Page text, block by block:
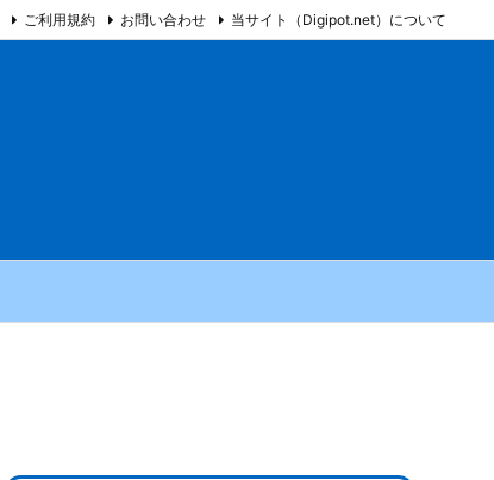
ご利用規約 お問い合わせ 当サイト（Digipot.net）について